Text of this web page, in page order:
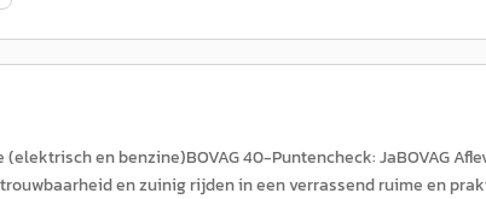
en benzine)BOVAG 40-Puntencheck: JaBOVAG
en zuinig rijden in een verrassend ruime en